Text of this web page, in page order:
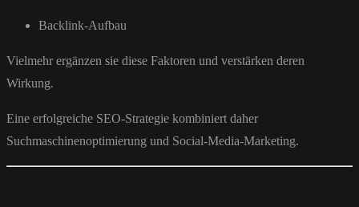
Backlink-Aufbau
Vielmehr ergänzen sie diese Faktoren und verstärken deren
Wirkung.
Eine erfolgreiche SEO-Strategie kombiniert daher
Suchmaschinenoptimierung und Social-Media-Marketing.